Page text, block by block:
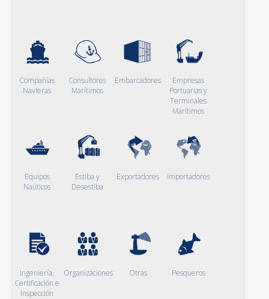
Compañías
Navieras
Consultores
Marítimos
Embarcadores
Empresas
Portuarias y
Terminales
Marítimos
Equipos
Naúticos
Estiba y
Desestiba
Exportadores Importadores
Ingeniería,
Certificación e
Inspección
Organizaciones Otras Pesqueros